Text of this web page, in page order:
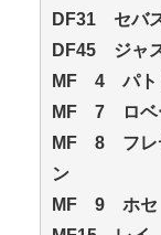
DF31 セバ
DF45 ジャ
MF 4 パト
MF 7 ロベ
MF 8 フレ
ン
MF 9 ホセ